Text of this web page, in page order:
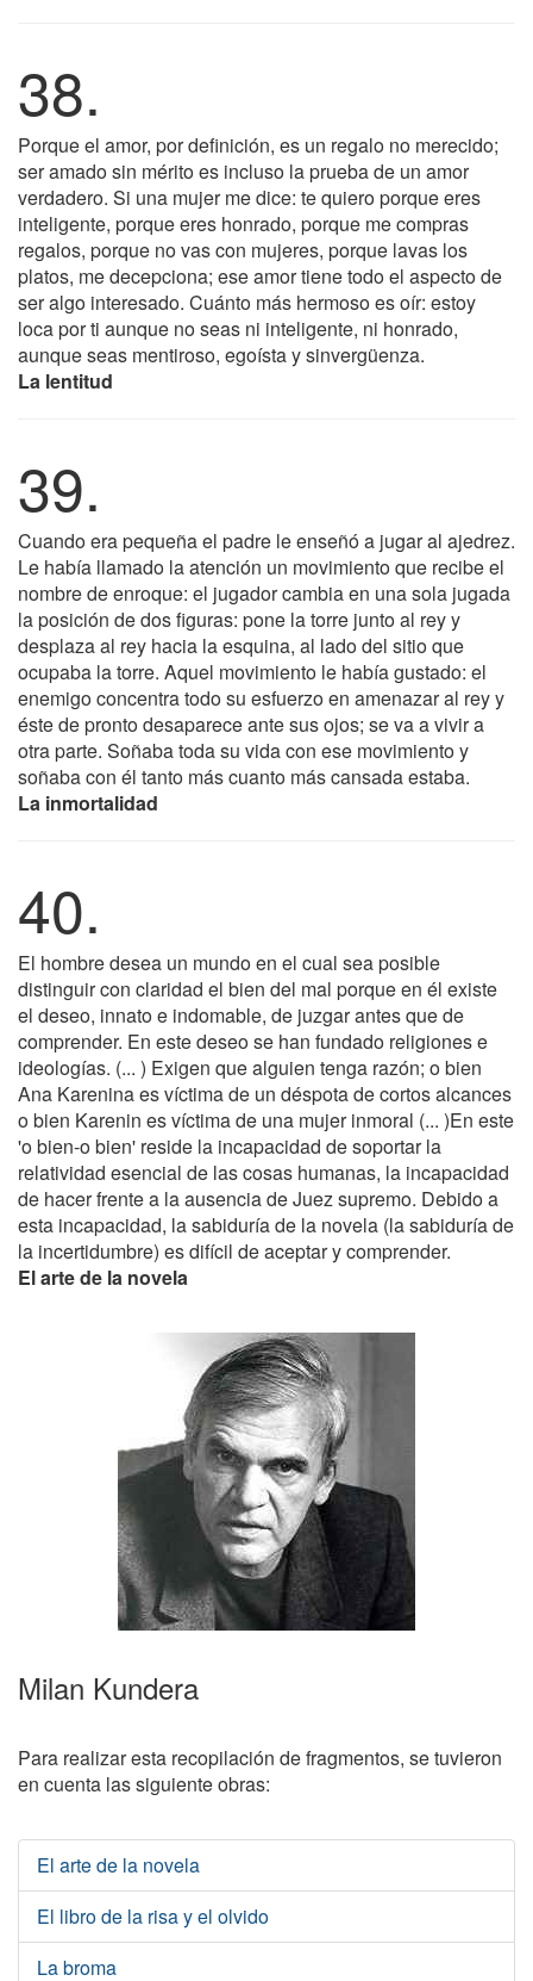
38.
Porque el amor, por definición, es un regalo no merecido;
ser amado sin mérito es incluso la prueba de un amor
verdadero. Si una mujer me dice: te quiero porque eres
inteligente, porque eres honrado, porque me compras
regalos, porque no vas con mujeres, porque lavas los
platos, me decepciona; ese amor tiene todo el aspecto de
ser algo interesado. Cuánto más hermoso es oír: estoy
loca por ti aunque no seas ni inteligente, ni honrado,
aunque seas mentiroso, egoísta y sinvergüenza.
La lentitud
39.
Cuando era pequeña el padre le enseñó a jugar al ajedrez.
Le había llamado la atención un movimiento que recibe el
nombre de enroque: el jugador cambia en una sola jugada
la posición de dos figuras: pone la torre junto al rey y
desplaza al rey hacia la esquina, al lado del sitio que
ocupaba la torre. Aquel movimiento le había gustado: el
enemigo concentra todo su esfuerzo en amenazar al rey y
éste de pronto desaparece ante sus ojos; se va a vivir a
otra parte. Soñaba toda su vida con ese movimiento y
soñaba con él tanto más cuanto más cansada estaba.
La inmortalidad
40.
El hombre desea un mundo en el cual sea posible
distinguir con claridad el bien del mal porque en él existe
el deseo, innato e indomable, de juzgar antes que de
comprender. En este deseo se han fundado religiones e
ideologías. (... ) Exigen que alguien tenga razón; o bien
Ana Karenina es víctima de un déspota de cortos alcances
o bien Karenin es víctima de una mujer inmoral (... )En este
'o bien-o bien' reside la incapacidad de soportar la
relatividad esencial de las cosas humanas, la incapacidad
de hacer frente a la ausencia de Juez supremo. Debido a
esta incapacidad, la sabiduría de la novela (la sabiduría de
la incertidumbre) es difícil de aceptar y comprender.
El arte de la novela
Milan Kundera
Para realizar esta recopilación de fragmentos, se tuvieron
en cuenta las siguiente obras:
El arte de la novela
El libro de la risa y el olvido
La broma